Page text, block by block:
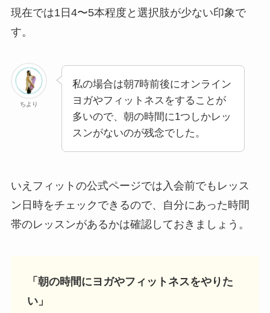
現在では1日4〜5本程度と選択肢が少ない印象で
す。
ちより
私の場合は朝7時前後にオンライン
ヨガやフィットネスをすることが
多いので、朝の時間に1つしかレッ
スンがないのが残念でした。
いえフィットの公式ページでは入会前でもレッス
ン日時をチェックできるので、自分にあった時間
帯のレッスンがあるかは確認しておきましょう。
「朝の時間にヨガやフィットネスをやりた
い」